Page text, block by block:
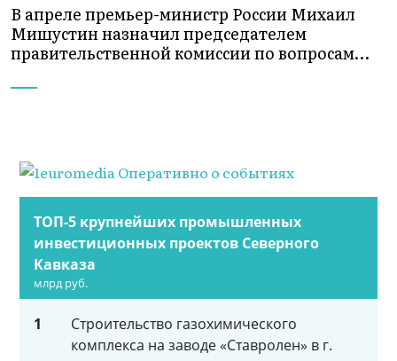
В апреле премьер-министр России Михаил
Мишустин назначил председателем
правительственной комиссии по вопросам…
ТОП-5 крупнейших промышленных
инвестиционных проектов Северного
Кавказа
млрд руб.
1
Строительство газохимического
комплекса на заводе «Ставролен» в г.